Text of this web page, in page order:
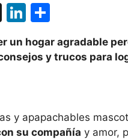
X
Li
n
k
e
m
tir
un hogar agradable
y trucos para
y apapachables
su compañía y amor,